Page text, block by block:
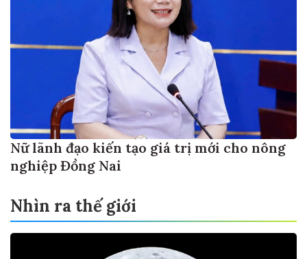
Nữ lãnh đạo kiến tạo giá trị mới cho nông
nghiệp Đồng Nai
Nhìn ra thế giới